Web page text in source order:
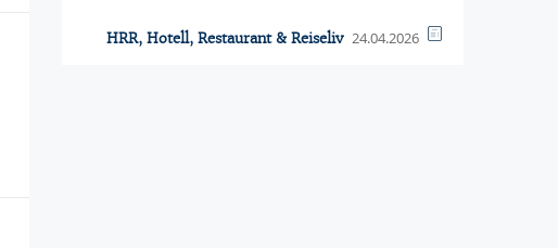
HRR, Hotell, Restaurant & Reiseliv 24.04.2026